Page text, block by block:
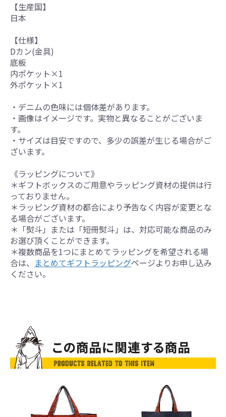
【生産国】
日本
【仕様】
Dカン(金具)
底板
内ポケット×1
外ポケット×1
・デニムの色味には個体差があります。
・画像はイメージです。実物と異なることがございま
す。
・サイズは目安ですので、多少の誤差が生じる場合がご
ざいます。
《ラッピングについて》
＊ギフトボックスのご用意やラッピング資材の提供は行
っておりません。
＊ラッピング資材の都合により予告なく内容が変更とな
る場合がございます。
＊「熨斗」または「短冊熨斗」は、対応可能な商品のみ
お選び頂くことができます。
＊複数商品を1つにまとめてラッピングを希望される場
合は、 まとめてギフトラッピングページよりお申し込み
ください。